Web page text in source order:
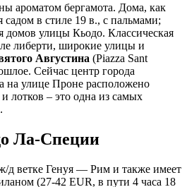
ароматом бергамота. Дома, как
в стиле 19 в., с пальмами;
домов улицы Кьодо. Классическая
либерти, широкие улицы и
Августина (Piazza Sant
Сейчас центр города
на улице Проне расположено
лотков – это одна из самых
Ла-Специи
д ветке Генуя — Рим и также имеет
(27-42 EUR, в пути 4 часа 18